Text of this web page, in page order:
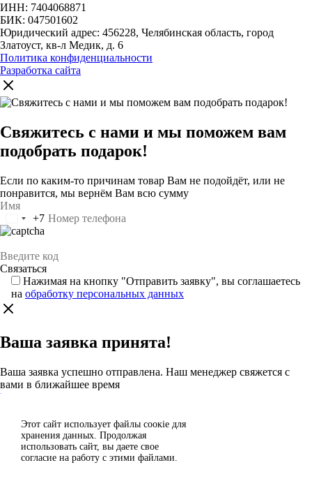
ИНН: 7404068871
БИК: 047501602
Юридический адрес: 456228, Челябинская область, город
Златоуст, кв-л Медик, д. 6
Политика конфиденциальности
Разработка сайта
Свяжитесь с нами и мы поможем вам
подобрать подарок!
Если по каким-то причинам товар Вам не подойдёт, или не
понравится, мы вернём Вам всю сумму
Россия
+7
+7
Нажимая на кнопку "Отправить заявку", вы соглашаетесь
на обработку персональных данных
Ваша заявка принята!
Ваша заявка успешно отправлена. Наш менеджер свяжется с
вами в ближайшее время
Каталог
Спасибо за отзыв!
Этот сайт использует файлы сoокіе для
хранения данных. Продолжая
использовать сайт, вы даете свое
согласие на работу с этими файлами.